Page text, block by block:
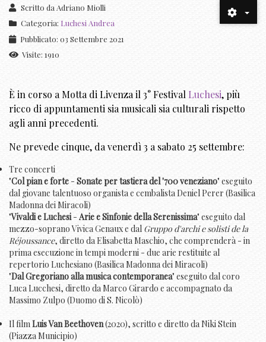
Scritto da Adriano Miolli
Categoria: Luchesi Andrea
Pubblicato: 03 Settembre 2021
Visite: 1910
È in corso a Motta di Livenza il 3° Festival Luchesi, più
ricco di appuntamenti sia musicali sia culturali rispetto
agli anni precedenti.
Ne prevede cinque, da venerdì 3 a sabato 25 settembre:
Tre concerti
"Col pian e forte - Sonate per tastiera del '700 veneziano" eseguito
dal giovane talentuoso organista e cembalista Deniel Perer (Basilica
Madonna dei Miracoli)
"Vivaldi e Luchesi- Arie e Sinfonie della Serenissima" eseguito dal
mezzo-soprano Vivica Genaux e dal Gruppo d'archi e solisti de la
Réjoussance, diretto da Elisabetta Maschio, che comprenderà - in
prima esecuzione in tempi moderni - due arie restituite al
repertorio Luchesiano (Basilica Madonna dei Miracoli)
"Dal Gregoriano alla musica contemporanea" eseguito dal coro
Luca Lucchesi, diretto da Marco Girardo e accompagnato da
Massimo Zulpo (Duomo di S. Nicolò)
Il filmLuis Van Beethoven(2020), scritto e diretto da Niki Stein
(Piazza Municipio)